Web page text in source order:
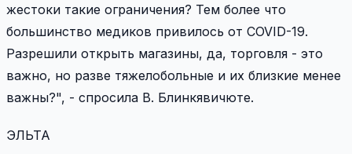
жестоки такие ограничения? Тем более что
большинство медиков привилось от COVID-19.
Разрешили открыть магазины, да, торговля - это
важно, но разве тяжелобольные и их близкие менее
важны?", - спросила В. Блинкявичюте.
ЭЛЬТА